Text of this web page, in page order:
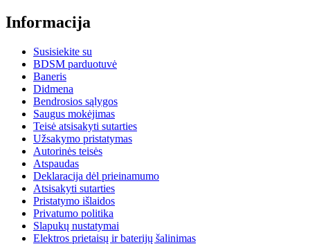
Informacija
Susisiekite su
BDSM parduotuvė
Baneris
Didmena
Bendrosios sąlygos
Saugus mokėjimas
Teisė atsisakyti sutarties
Užsakymo pristatymas
Autorinės teisės
Atspaudas
Deklaracija dėl prieinamumo
Atsisakyti sutarties
Pristatymo išlaidos
Privatumo politika
Slapukų nustatymai
Elektros prietaisų ir baterijų šalinimas